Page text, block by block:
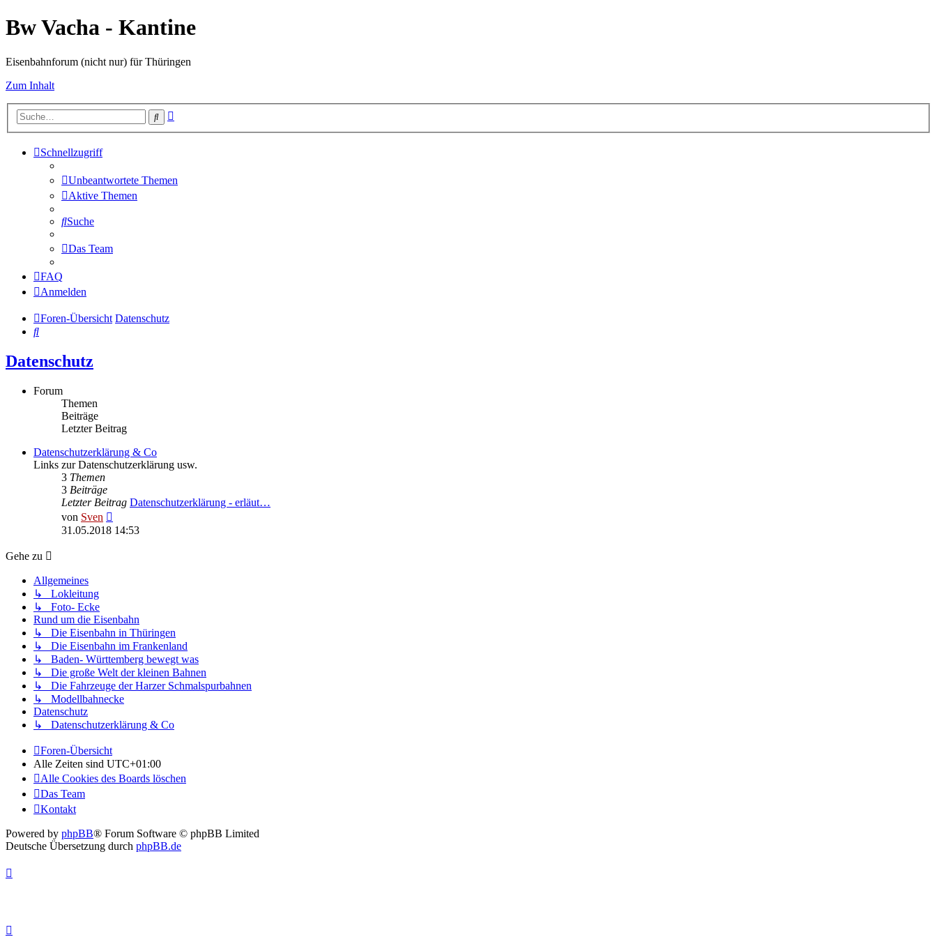
Bw Vacha - Kantine
Eisenbahnforum (nicht nur) für Thüringen
Zum Inhalt
Suche
Schnellzugriff
Unbeantwortete Themen
Aktive Themen
Suche
Das Team
FAQ
Anmelden
Foren-Übersicht Datenschutz
Suche
Datenschutz
Forum
Themen
Beiträge
Letzter Beitrag
Datenschutzerklärung & Co
Links zur Datenschutzerklärung usw.
3 Themen
3 Beiträge
Letzter Beitrag Datenschutzerklärung - erläut…
von Sven
Beitrag
31.05.2018 14:53
Gehe zu
Allgemeines
↳ Lokleitung
↳ Foto- Ecke
Rund um die Eisenbahn
↳ Die Eisenbahn in Thüringen
↳ Die Eisenbahn im Frankenland
↳ Baden- Württemberg bewegt was
↳ Die große Welt der kleinen Bahnen
↳ Die Fahrzeuge der Harzer Schmalspurbahnen
↳ Modellbahnecke
Datenschutz
↳ Datenschutzerklärung & Co
Foren-Übersicht
Alle Zeiten sind UTC+01:00
Alle Cookies des Boards löschen
Das Team
Kontakt
Powered by phpBB® Forum Software © phpBB Limited
Deutsche Übersetzung durch phpBB.de